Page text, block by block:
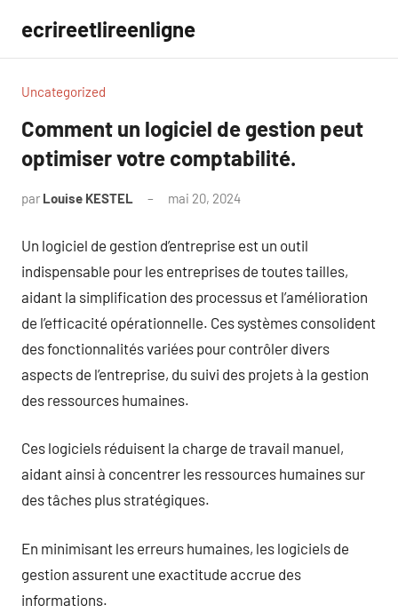
contenu
ecrireetlireenligne
Uncategorized
Comment un logiciel de gestion peut
optimiser votre comptabilité.
par Louise KESTEL mai 20, 2024
Un logiciel de gestion d’entreprise est un outil
indispensable pour les entreprises de toutes tailles,
aidant la simplification des processus et l’amélioration
de l’efficacité opérationnelle. Ces systèmes consolident
des fonctionnalités variées pour contrôler divers
aspects de l’entreprise, du suivi des projets à la gestion
des ressources humaines.
Ces logiciels réduisent la charge de travail manuel,
aidant ainsi à concentrer les ressources humaines sur
des tâches plus stratégiques.
En minimisant les erreurs humaines, les logiciels de
gestion assurent une exactitude accrue des
informations.